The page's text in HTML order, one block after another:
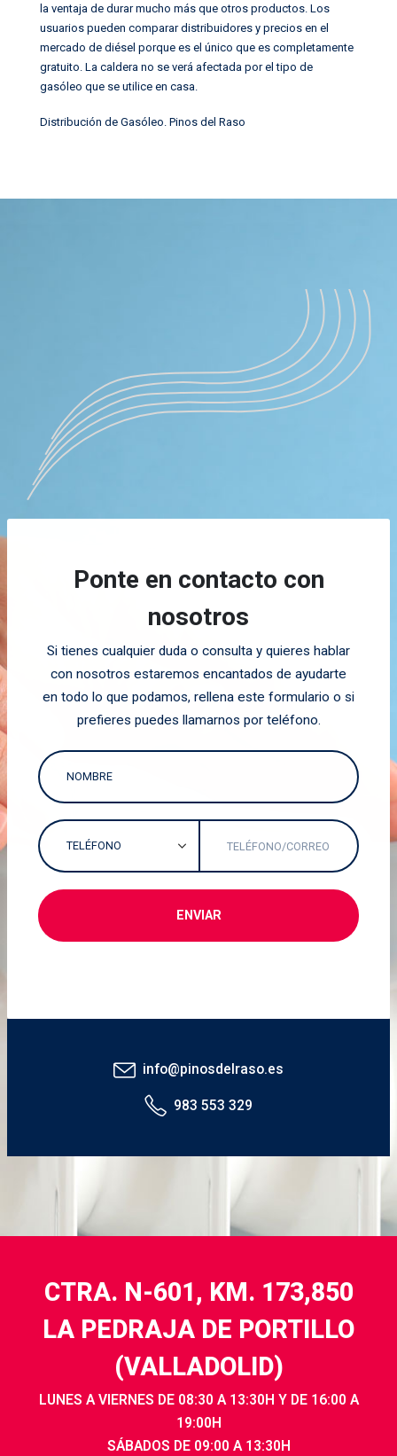
la ventaja de durar mucho más que otros productos. Los
usuarios pueden comparar distribuidores y precios en el
mercado de diésel porque es el único que es completamente
gratuito. La caldera no se verá afectada por el tipo de
gasóleo que se utilice en casa.
Distribución de Gasóleo. Pinos del Raso
Ponte en contacto con
nosotros
Si tienes cualquier duda o consulta y quieres hablar
con nosotros estaremos encantados de ayudarte
en todo lo que podamos, rellena este formulario o si
prefieres puedes llamarnos por teléfono.
info@pinosdelraso.es
983 553 329
CTRA. N-601, KM. 173,850
LA PEDRAJA DE PORTILLO
(VALLADOLID)
LUNES A VIERNES DE 08:30 A 13:30H Y DE 16:00 A
19:00H
SÁBADOS DE 09:00 A 13:30H